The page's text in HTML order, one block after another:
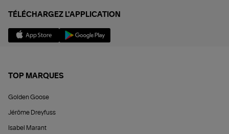
TÉLÉCHARGEZ L'APPLICATION
TOP MARQUES
Golden Goose
Jérôme Dreyfuss
Isabel Marant